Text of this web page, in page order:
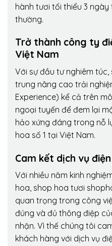
hành tươi tối thiểu 3 ngày
thường.
Trở thành công ty
Việt Nam
Với sự đầu tư nghiêm
trung nâng cao trải
Experience) kể cả trên
ngoại tuyến để đem lại
hảo xứng đáng trong nỗ
hoa số 1 tại Việt Nam.
Cam kết dịch vụ
Với nhiều năm kinh
hoa, shop hoa tươi
quan trọng trong công
đúng và đủ thông điệp
nhận. Vì thế chúng tôi
khách hàng với dịch vụ